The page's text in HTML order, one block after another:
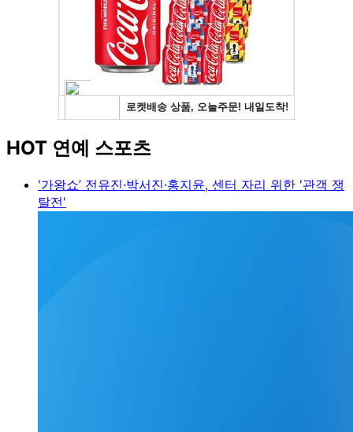
HOT 연예 스포츠
'가왕쇼’ 전유진·박서진·홍지윤, 센터 자리 위한 '관객 쟁
탈전'